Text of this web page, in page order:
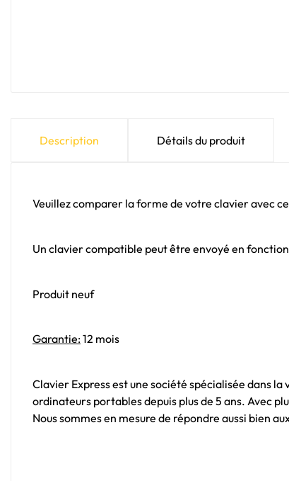
Description Détails du produit
Veuillez comparer la forme de votre clavier avec
Un clavier compatible peut être envoyé en
Produit neuf
Garantie:12 mois
Clavier Express est une société spécialisée dans
ordinateurs portables depuis plus de 5 ans. Avec
Nous sommes en mesure de répondre aussi bien